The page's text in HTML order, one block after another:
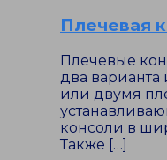
Плечевая
Плечевые
два
или двумя
консоли в
Также […]